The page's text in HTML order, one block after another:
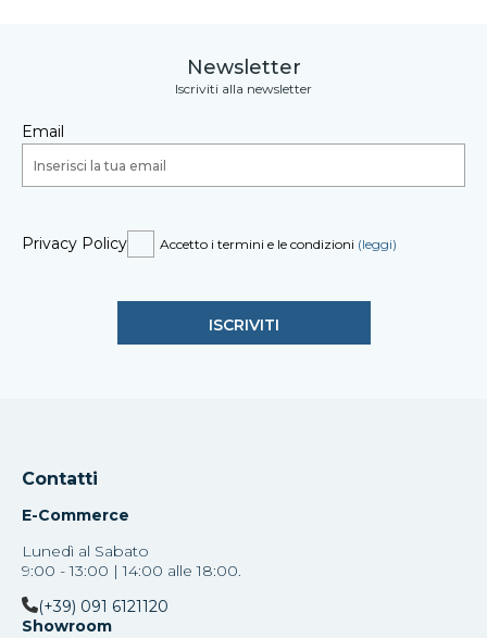
Newsletter
Iscriviti alla newsletter
Email
Privacy Policy Accetto i termini e le condizioni (leggi)
Contatti
E-Commerce
Lunedì al Sabato
9:00 - 13:00 | 14:00 alle 18:00.
(+39) 091 6121120
Showroom